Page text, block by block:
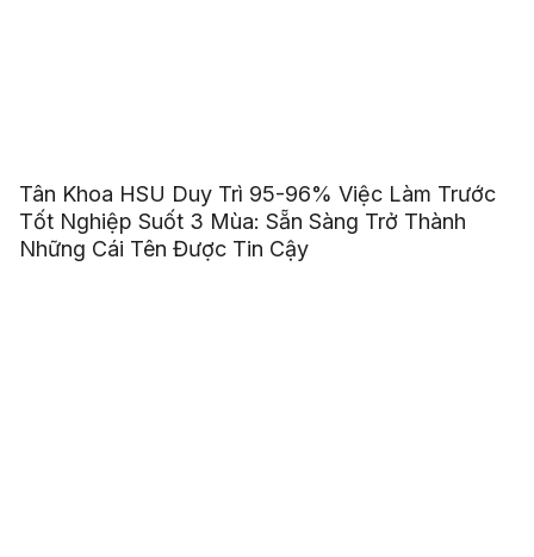
Tân Khoa HSU Duy Trì 95-96% Việc Làm Trước
Tốt Nghiệp Suốt 3 Mùa: Sẵn Sàng Trở Thành
Những Cái Tên Được Tin Cậy